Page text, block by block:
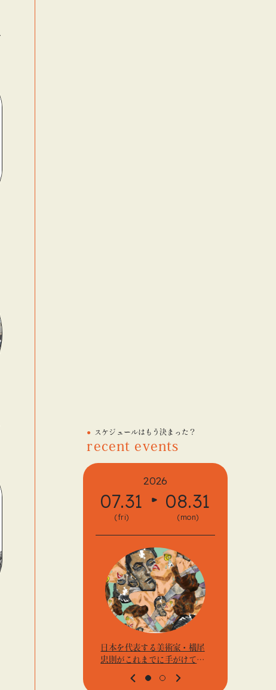
スケジュールはもう決まった？
recent events
2026
07.31
(fri)
08.31
(mon)
日本を代表する美術家・横尾
忠則がこれまでに手がけてき
た展示を〈B GALLERY〉にて